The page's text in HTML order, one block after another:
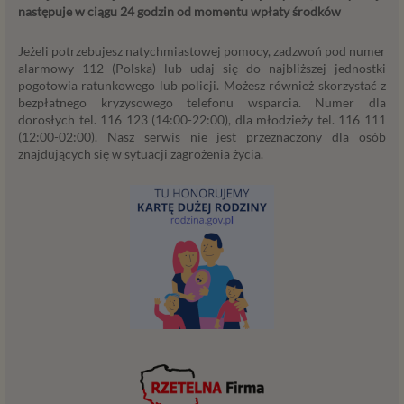
następuje w ciągu 24 godzin od momentu wpłaty środków
Jeżeli potrzebujesz natychmiastowej pomocy, zadzwoń pod numer
alarmowy 112 (Polska) lub udaj się do najbliższej jednostki
pogotowia ratunkowego lub policji. Możesz również skorzystać z
bezpłatnego kryzysowego telefonu wsparcia. Numer dla
dorosłych tel. 116 123 (14:00-22:00), dla młodzieży tel. 116 111
(12:00-02:00). Nasz serwis nie jest przeznaczony dla osób
znajdujących się w sytuacji zagrożenia życia.
przetwarzania Twoich danych. Udzielenie takiej
nie musisz jej udzielać. Dzięki naszemu rozwiązaniu
masz również możliwość ograniczenia zakresu lub
zmiany zgody w dowolnym momencie.
Twoje dane, w ramach naszych usług, przetwarzane będą
wyłącznie w przypadku posiadania przez nas lub inny
podmiot przetwarzający dane jednej z dopuszczonych
dostosowanym do danej podstawy, zgodnie z opisem
powyżej. Twoje dane przetwarzane będą do czasu
istnienia podstawy do ich przetwarzania – czyli w
przypadku udzielenia zgody do momentu jej cofnięcia,
ograniczenia lub innych działań z Twojej strony
ograniczających tę zgodę, w przypadku niezbędności
danych do wykonania umowy – przez czas jej
wykonywania, a w przypadku, gdy podstawą
administratora – do czasu istnienia tego uzasadnionego